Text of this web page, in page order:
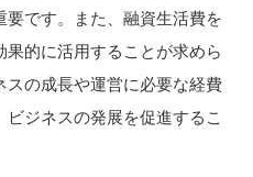
です。また、融資生活費を
的に活用することが求めら
の成長や運営に必要な経費
ジネスの発展を促進するこ